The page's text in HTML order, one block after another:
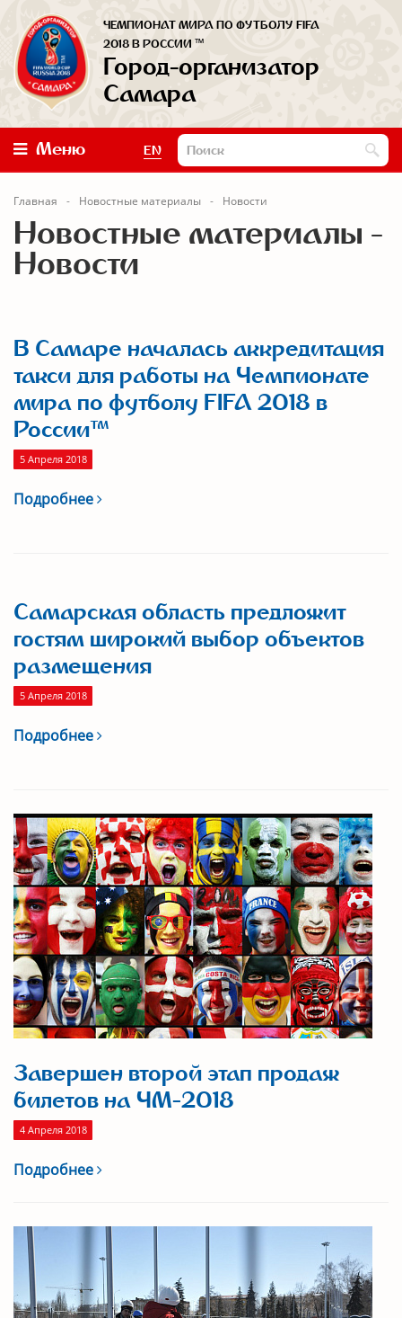
ЧЕМПИОНАТ МИРА ПО ФУТБОЛУ FIFA
2018 В РОССИИ ™
Город-организатор
Самара
Меню EN
Главная Новостные материалы Новости
Новостные материалы -
Новости
В Самаре началась аккредитация
такси для работы на Чемпионате
мира по футболу FIFA 2018 в
России™
5 Апреля 2018
Подробнее
Самарская область предложит
гостям широкий выбор объектов
размещения
5 Апреля 2018
Подробнее
Завершен второй этап продаж
билетов на ЧМ-2018
4 Апреля 2018
Подробнее